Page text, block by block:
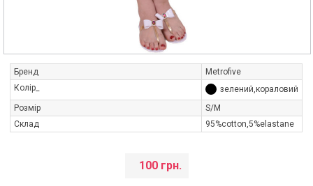
Бренд
Metrofive
Колір_
зелений,кораловий
Розмір
S/M
Склад
95%cotton,5%elastane
100 грн.